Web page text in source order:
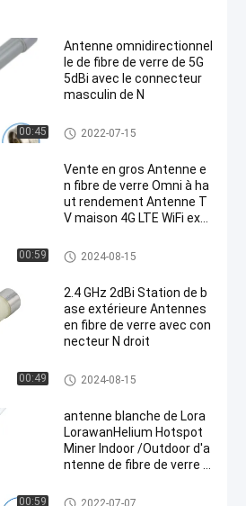
00:45
Antenne omnidirectionnel
le de fibre de verre de 5G
5dBi avec le connecteur
masculin de N
Antenne de station de base de
fibre de verre
2022-07-15
00:59
Vente en gros Antenne e
n fibre de verre Omni à ha
ut rendement Antenne T
V maison 4G LTE WiFi exté
Antenne de station de base de
fibre de verre
2024-08-15
00:49
2.4 GHz 2dBi Station de b
ase extérieure Antennes
en fibre de verre avec con
necteur N droit
Antenne de station de base de
fibre de verre
2024-08-15
00:59
antenne blanche de Lora
LorawanHelium Hotspot
Miner Indoor /Outdoor d'a
ntenne de fibre de verre d
Antenne d'hélium
2022-07-07